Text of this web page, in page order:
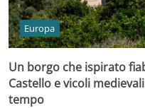
Europa
Un borgo che ispirato
Castello e vicoli
tempo